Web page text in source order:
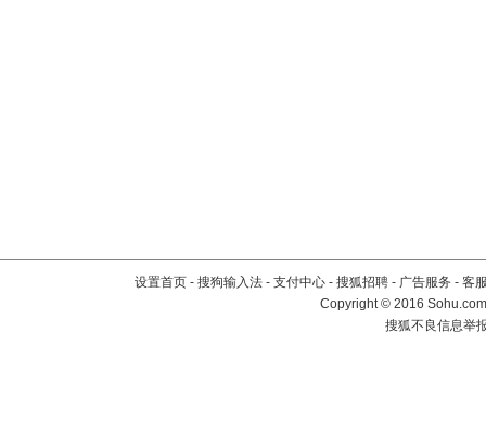
设置首页 - 搜狗输入法 - 支付中心 - 搜狐招聘 - 广告服务 - 客
Copyright©2016
搜狐不良信息举